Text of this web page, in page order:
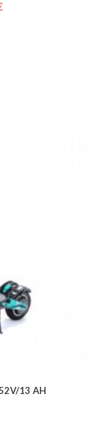
Praegune
13 AH